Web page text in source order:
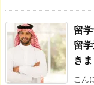
留
留
き
こん